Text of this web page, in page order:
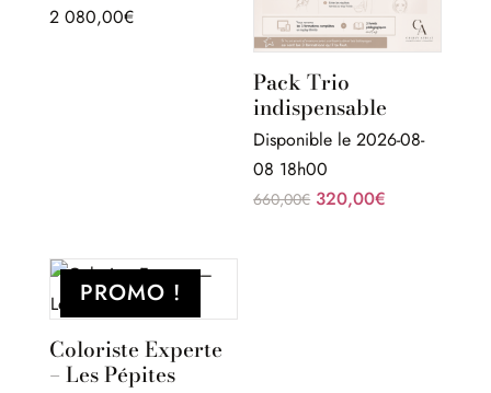
2 080,00€
Pack Trio
indispensable
Disponible le 2026-08-
08 18h00
660,00€ Le
320,00€
PROMO !
Coloriste Experte
– Les Pépites